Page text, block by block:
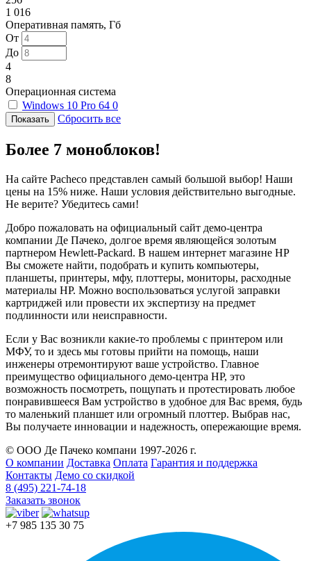
1 016
Оперативная память, Гб
От
До
4
8
Операционная система
Windows 10 Pro 64 0
Сбросить все
Более 7 моноблоков!
На сайте Pacheco представлен самый большой выбор! Наши
цены на 15% ниже. Наши условия действительно выгодные.
Не верите? Убедитесь сами!
Добро пожаловать на официальный сайт демо-центра
компании Де Пачеко, долгое время являющейся золотым
партнером Hewlett-Packard. В нашем интернет магазине HP
Вы сможете найти, подобрать и купить компьютеры,
планшеты, принтеры, мфу, плоттеры, мониторы, расходные
материалы HP. Можно воспользоваться услугой заправки
картриджей или провести их экспертизу на предмет
подлинности или неисправности.
Если у Вас возникли какие-то проблемы с принтером или
МФУ, то и здесь мы готовы прийти на помощь, наши
инженеры отремонтируют ваше устройство. Главное
преимущество официального демо-центра HP, это
возможность посмотреть, пощупать и протестировать любое
понравившееся Вам устройство в удобное для Вас время, будь
то маленький планшет или огромный плоттер. Выбрав нас,
Вы получаете инновации и надежность, опережающие время.
© ООО Де Пачеко компани 1997-2026 г.
О компании Доставка Оплата Гарантия и поддержка
Контакты Демо со скидкой
8 (495) 221-74-18
Заказать звонок
+7 985 135 30 75